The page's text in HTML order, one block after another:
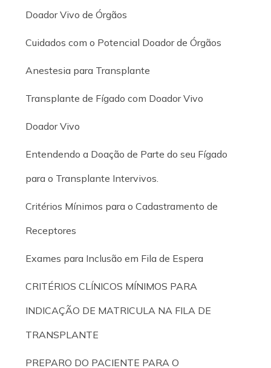
Doador Vivo de Órgãos
Cuidados com o Potencial Doador de Órgãos
Anestesia para Transplante
Transplante de Fígado com Doador Vivo
Doador Vivo
Entendendo a Doação de Parte do seu Fígado
para o Transplante Intervivos.
Critérios Mínimos para o Cadastramento de
Receptores
Exames para Inclusão em Fila de Espera
CRITÉRIOS CLÍNICOS MÍNIMOS PARA
INDICAÇÃO DE MATRICULA NA FILA DE
TRANSPLANTE
PREPARO DO PACIENTE PARA O